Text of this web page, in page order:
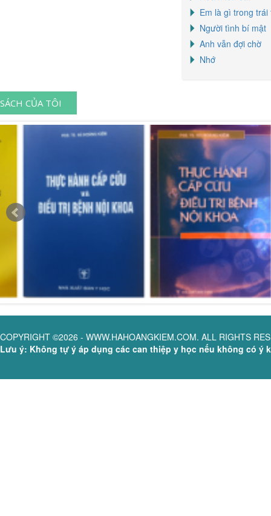
Em là gì trong trái
Người tình bí mật
Anh vẫn đợi chờ
Nhớ
SÁCH CỦA TÔI
COPYRIGHT ©2026 - WWW.HAHOANGKIEM.COM. ALL RIGHTS
Lưu ý: Không tự ý áp dụng các can thiệp y học nếu không có ý